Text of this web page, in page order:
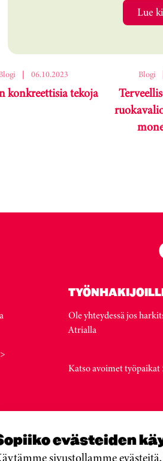
evästeiden
Lue
| 06.10.2023
konkreettisia tekoja
Blogi
Ole yhteydessä jos
Atrialla
Katso avoimet työpaikat